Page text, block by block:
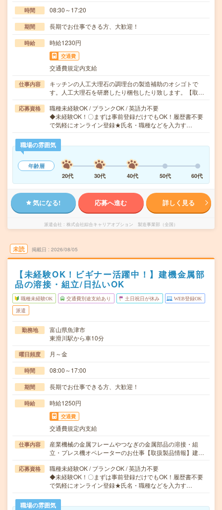
時間 08:30～17:20
期間 長期でお仕事できる方、大歓迎！
時給 時給1230円
交通費
交通費規定内支給
仕事内容
キッチンの人工大理石の調理台の製造補助のオシゴトで
す。人工大理石を研磨したり梱包したり致します。【取…
応募資格
職種未経験OK / ブランクOK / 英語力不要
◆未経験OK！〇まずは事前登録だけでもOK！履歴書不要
で気軽にオンライン登録★氏名・職種などを入力す…
職場の雰囲気
年齢層
20代
30代 40代 50代 60代
気になる! 応募へ進む 詳しく見る
派遣会社 株式会社綜合キャリアオプション 製造事業部（全国）
未読 掲載日 2026/08/05
【未経験OK！ビギナー活躍中！】建機金属部
品の溶接・組立/日払いOK
職種未経験OK 交通費別途支給あり 土日祝日が休み WEB登録OK
派遣
勤務地
富山県魚津市
東滑川駅から車10分
曜日頻度 月～金
時間 08:00～17:00
期間 長期でお仕事できる方、大歓迎！
時給 時給1250円
交通費
交通費規定内支給
仕事内容
産業機械の金属フレームやつなぎの金属部品の溶接・組
立・プレス機オペレーターのお仕事【取扱製品情報】建…
応募資格
職種未経験OK / ブランクOK / 英語力不要
◆未経験OK！〇まずは事前登録だけでもOK！履歴書不要
で気軽にオンライン登録★氏名・職種などを入力す…
職場の雰囲気